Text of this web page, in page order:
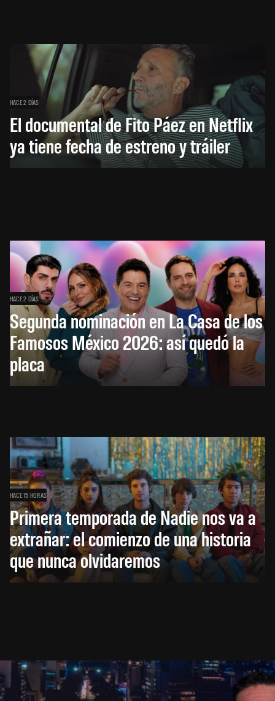
HACE 2 DÍAS
El documental de Fito Páez en Netflix
ya tiene fecha de estreno y tráiler
HACE 2 DÍAS
Segunda nominación en La Casa de los
Famosos México 2026: así quedó la
placa
HACE 15 HORAS
Primera temporada de Nadie nos va a
extrañar: el comienzo de una historia
que nunca olvidaremos